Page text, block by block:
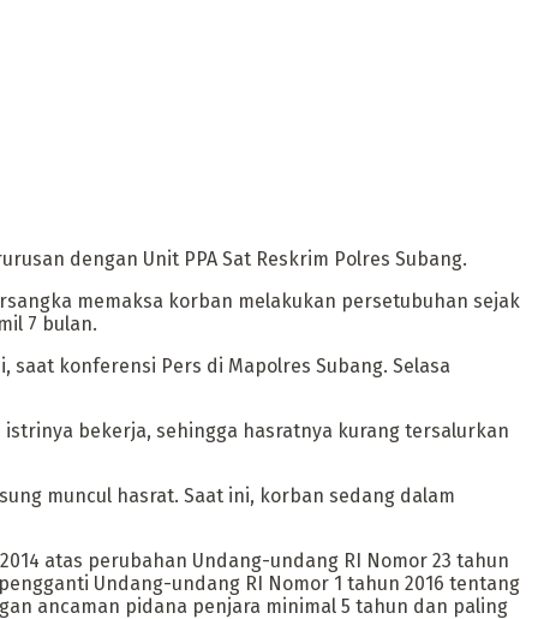
dengan Unit PPA Sat Reskrim Polres Subang.
memaksa korban melakukan persetubuhan sejak
7 bulan.
konferensi Pers di Mapolres Subang. Selasa
bekerja, sehingga hasratnya kurang tersalurkan
muncul hasrat. Saat ini, korban sedang dalam
atas perubahan Undang-undang RI Nomor 23 tahun
Undang-undang RI Nomor 1 tahun 2016 tentang
ancaman pidana penjara minimal 5 tahun dan paling